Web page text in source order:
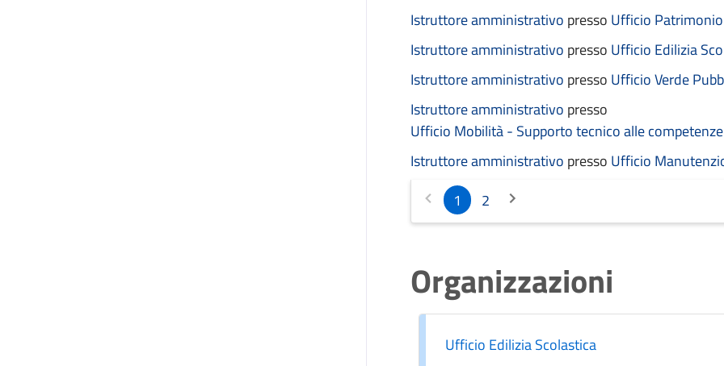
Istruttore amministrativo presso Ufficio
Istruttore amministrativo presso Ufficio Edilizia
Istruttore amministrativo presso Ufficio Verde
Istruttore amministrativo presso
Ufficio Mobilità - Supporto tecnico alle
Istruttore amministrativo presso Ufficio
1
2
Organizzazioni
Ufficio Edilizia Scolastica